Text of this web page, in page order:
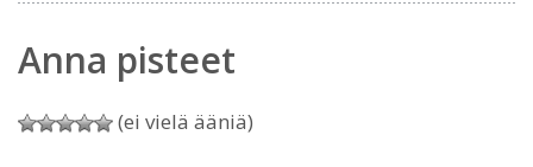
Anna pisteet
(ei vielä ääniä)